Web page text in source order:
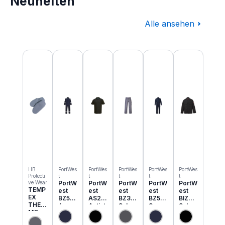
Alle ansehen
Produktgalerie überspringen
HB
Protecti
ve Wear
TEMP
EX
THER
MO
Einzie
PortWes
t
PortW
est
BZ50
6
Classi
c
PortWes
t
PortW
est
AS21
Antist
atik
ESD
PortWes
t
PortW
est
BZ31
Schw
eisser
Cargo
PortWes
t
PortW
est
BZ52
3
Bizwe
ld
PortWes
t
PortW
est
BIZ2
Schw
eisser
Jacke